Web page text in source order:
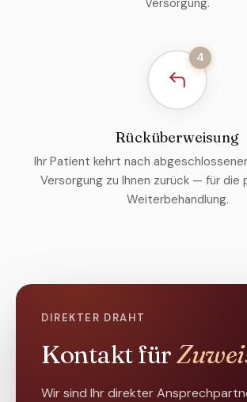
Versorgung.
4
Rücküberweisung
Ihr Patient kehrt nach
Versorgung zu Ihnen zurück — für
Weiterbehandlung.
DIREKTER DRAHT
Kontakt für
Wir sind Ihr direkter